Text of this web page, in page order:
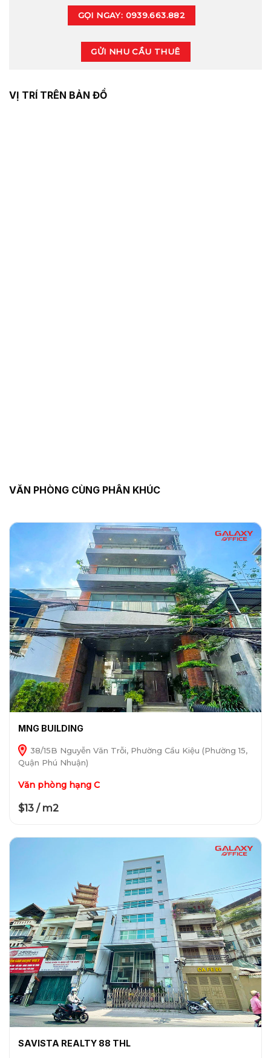
GỌI NGAY: 0939.663.882
GỬI NHU CẦU THUÊ
VỊ TRÍ TRÊN BẢN ĐỒ
VĂN PHÒNG CÙNG PHÂN KHÚC
MNG BUILDING
38/15B Nguyễn Văn Trỗi, Phường Cầu Kiệu (Phường 15,
Quận Phú Nhuận)
Văn phòng hạng C
$13 / m2
SAVISTA REALTY 88 THL